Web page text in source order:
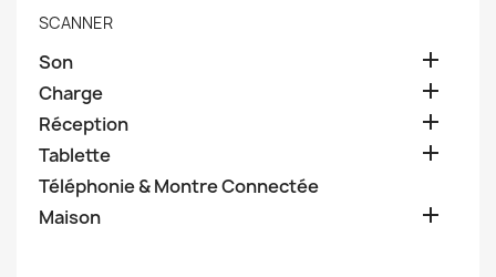
SCANNER
Son 
Charge 
Réception 
Tablette 
Téléphonie & Montre Connectée
Maison
